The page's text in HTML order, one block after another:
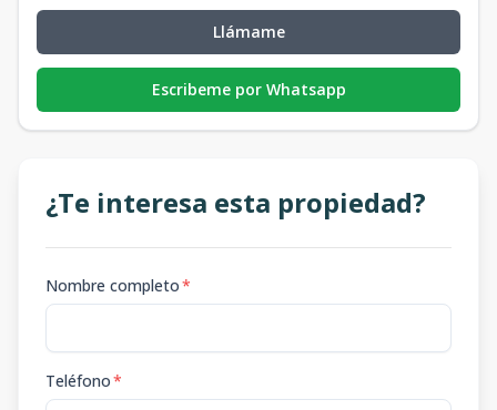
Llámame
Escribeme por Whatsapp
¿Te interesa esta propiedad?
Nombre completo*
Teléfono*